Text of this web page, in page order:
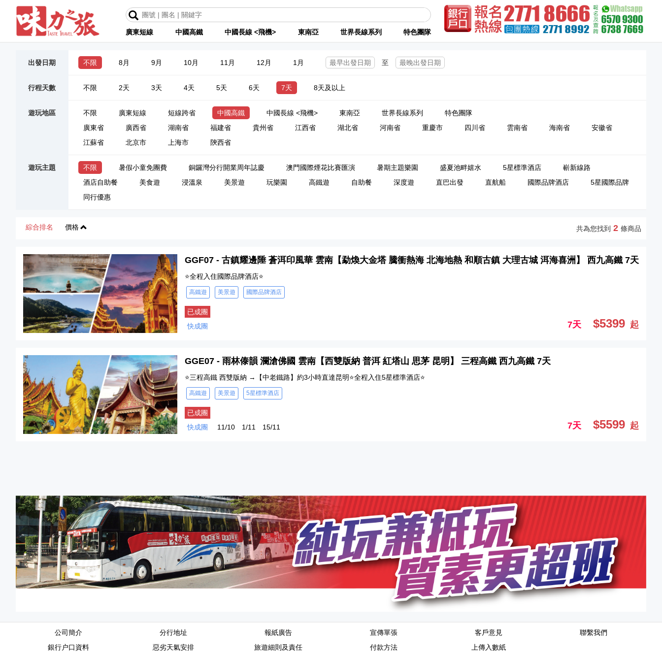
廣東短線 中國高鐵 中國長線 <飛機> 東南亞 世界長線系列 特色團隊
出發日期 不限 8月 9月 10月 11月 12月 1月 至
行程天數 不限 2天 3天 4天 5天 6天 7天 8天及以上
遊玩地區 不限 廣東短線 短線跨省 中國高鐵 中國長線 <飛機> 東南亞 世界長線系列
特色團隊
廣東省
廣西省 湖南省 福建省 貴州省 江西省 湖北省 河南省 重慶市 四川省 雲南省 海南省
安徽省
江蘇省
北京市 上海市 陝西省
遊玩主題 不限 暑假小童免團費 銅鑼灣分行開業周年誌慶 澳門國際煙花比賽匯演 暑期主題樂園 盛夏池畔嬉水 5星標準酒店
嶄新線路
酒店自助餐
美食遊 浸溫泉 美景遊 玩樂園 高鐵遊 自助餐 深度遊 直巴出發 直航船 國際品牌酒店
5星國際品牌
同行優惠
綜合排名 價格 共為您找到 2 條商品
GGF07 - 古鎮耀邊陲 蒼洱印風華 雲南【勐煥大金塔 騰衝熱海 北海地熱 和順古鎮 大理古城 洱海喜洲】 西九高鐵 7天
⭐全程入住國際品牌酒店⭐
高鐵遊 美景遊 國際品牌酒店
已成團
快成團
7天 $5399 起
GGE07 - 雨林傣韻 瀾滄佛國 雲南【西雙版納 普洱 紅塔山 思茅 昆明】 三程高鐵 西九高鐵 7天
⭐三程高鐵 西雙版納 →【中老鐵路】約3小時直達昆明⭐全程入住5星標準酒店⭐
高鐵遊 美景遊 5星標準酒店
已成團
快成團
11/10 1/11 15/11 7天 $5599 起
公司簡介 分行地址 報紙廣告 宣傳單張 客戶意見
聯繫我們
銀行户口資料
惡劣天氣安排 旅遊細則及責任 付款方法 上傳入數紙